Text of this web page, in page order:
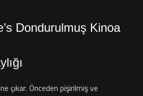
Dondurulmuş Kinoa
çıkar. Önceden pişirilmiş ve